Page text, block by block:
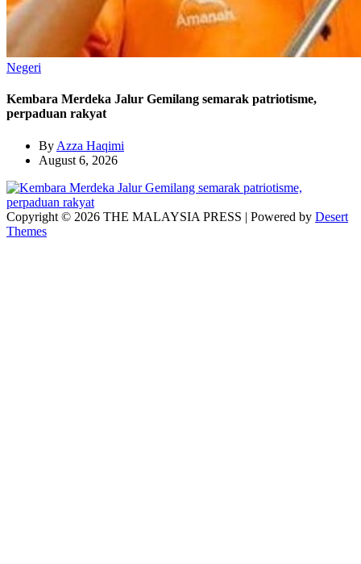
Negeri
Kembara Merdeka Jalur Gemilang semarak patriotisme,
perpaduan rakyat
By Azza Haqimi
August 6, 2026
Copyright © 2026 THE MALAYSIA PRESS | Powered by Desert
Themes